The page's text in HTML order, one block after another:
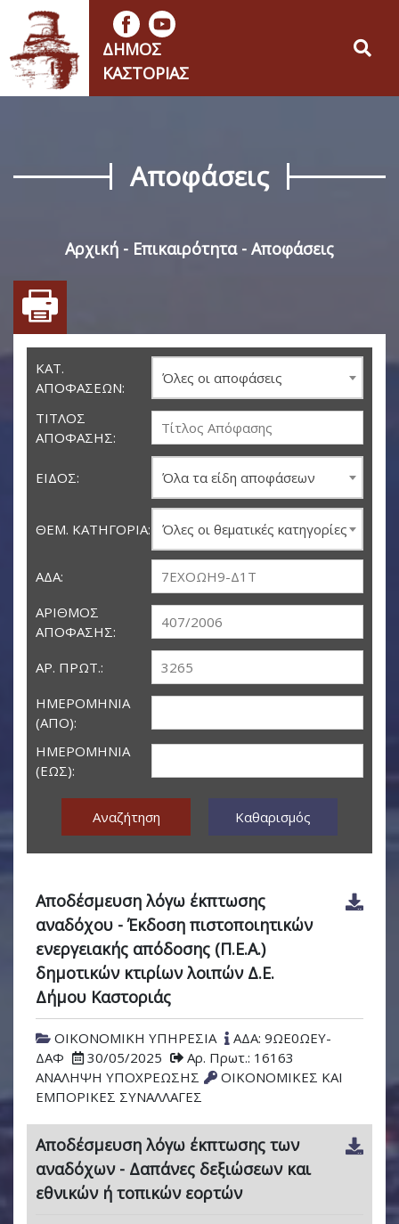
ΔΉΜΟΣ
ΚΑΣΤΟΡΙΆΣ
Αποφάσεις
Αρχική Επικαιρότητα Αποφάσεις
ΚΑΤ.
ΑΠΟΦΆΣΕΩΝ:
Όλες οι αποφάσεις
ΤΊΤΛΟΣ
ΑΠΌΦΑΣΗΣ:
ΕΊΔΟΣ: Όλα τα είδη αποφάσεων
ΘΕΜ. ΚΑΤΗΓΟΡΊΑ: Όλες οι θεματικές κατηγορίες
ΑΔΑ:
ΑΡΙΘΜΌΣ
ΑΠΌΦΑΣΗΣ:
ΑΡ. ΠΡΩΤ.:
ΗΜΕΡΟΜΗΝΊΑ
(ΑΠΌ):
ΗΜΕΡΟΜΗΝΊΑ
(ΈΩΣ):
Αναζήτηση Καθαρισμός
Αποδέσμευση λόγω έκπτωσης
αναδόχου - Έκδοση πιστοποιητικών
ενεργειακής απόδοσης (Π.Ε.Α.)
δημοτικών κτιρίων λοιπών Δ.Ε.
Δήμου Καστοριάς
ΟΙΚΟΝΟΜΙΚΗ ΥΠΗΡΕΣΙΑ
ΑΔΑ: 9ΩΕ0ΩΕΥ-
ΔΑΦ
30/05/2025
Αρ. Πρωτ.: 16163
ΑΝΑΛΗΨΗ ΥΠΟΧΡΕΩΣΗΣ
ΟΙΚΟΝΟΜΙΚΕΣ ΚΑΙ
ΕΜΠΟΡΙΚΕΣ ΣΥΝΑΛΛΑΓΕΣ
Αποδέσμευση λόγω έκπτωσης των
αναδόχων - Δαπάνες δεξιώσεων και
εθνικών ή τοπικών εορτών